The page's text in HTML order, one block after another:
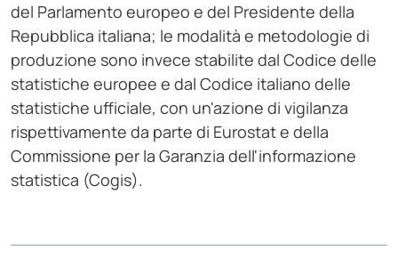
del Parlamento europeo e del Presidente della
Repubblica italiana; le modalità e metodologie di
produzione sono invece stabilite dal Codice delle
statistiche europee e dal Codice italiano delle
statistiche ufficiale, con un'azione di vigilanza
rispettivamente da parte di Eurostat e della
Commissione per la Garanzia dell'informazione
statistica (Cogis).